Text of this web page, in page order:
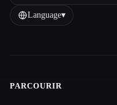
Language▾
Site navigation
PARCOURIR